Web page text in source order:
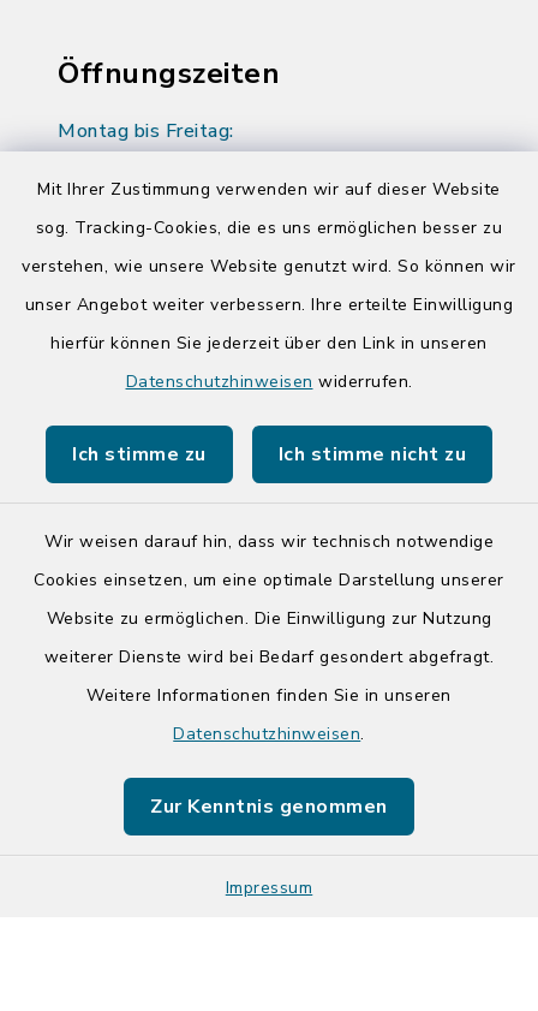
Mit Ihrer Zustimmung verwenden wir auf dieser Website
sog. Tracking-Cookies, die es uns ermöglichen besser zu
verstehen, wie unsere Website genutzt wird. So können wir
unser Angebot weiter verbessern. Ihre erteilte Einwilligung
hierfür können Sie jederzeit über den Link in unseren
Datenschutzhinweisen widerrufen.
Ich stimme zu Ich stimme nicht zu
Wir weisen darauf hin, dass wir technisch notwendige
Cookies einsetzen, um eine optimale Darstellung unserer
Website zu ermöglichen. Die Einwilligung zur Nutzung
weiterer Dienste wird bei Bedarf gesondert abgefragt.
Weitere Informationen finden Sie in unseren
Datenschutzhinweisen.
Zur Kenntnis genommen
Impressum
Öffnungszeiten
Montag bis Freitag:
Donnerstag zusätzlich:
14:00-17:00 Uhr
Quicklinks
Tourist-Info der Stadt Bad Segeberg
Barrierefreiheit
Impressum
Sitemap